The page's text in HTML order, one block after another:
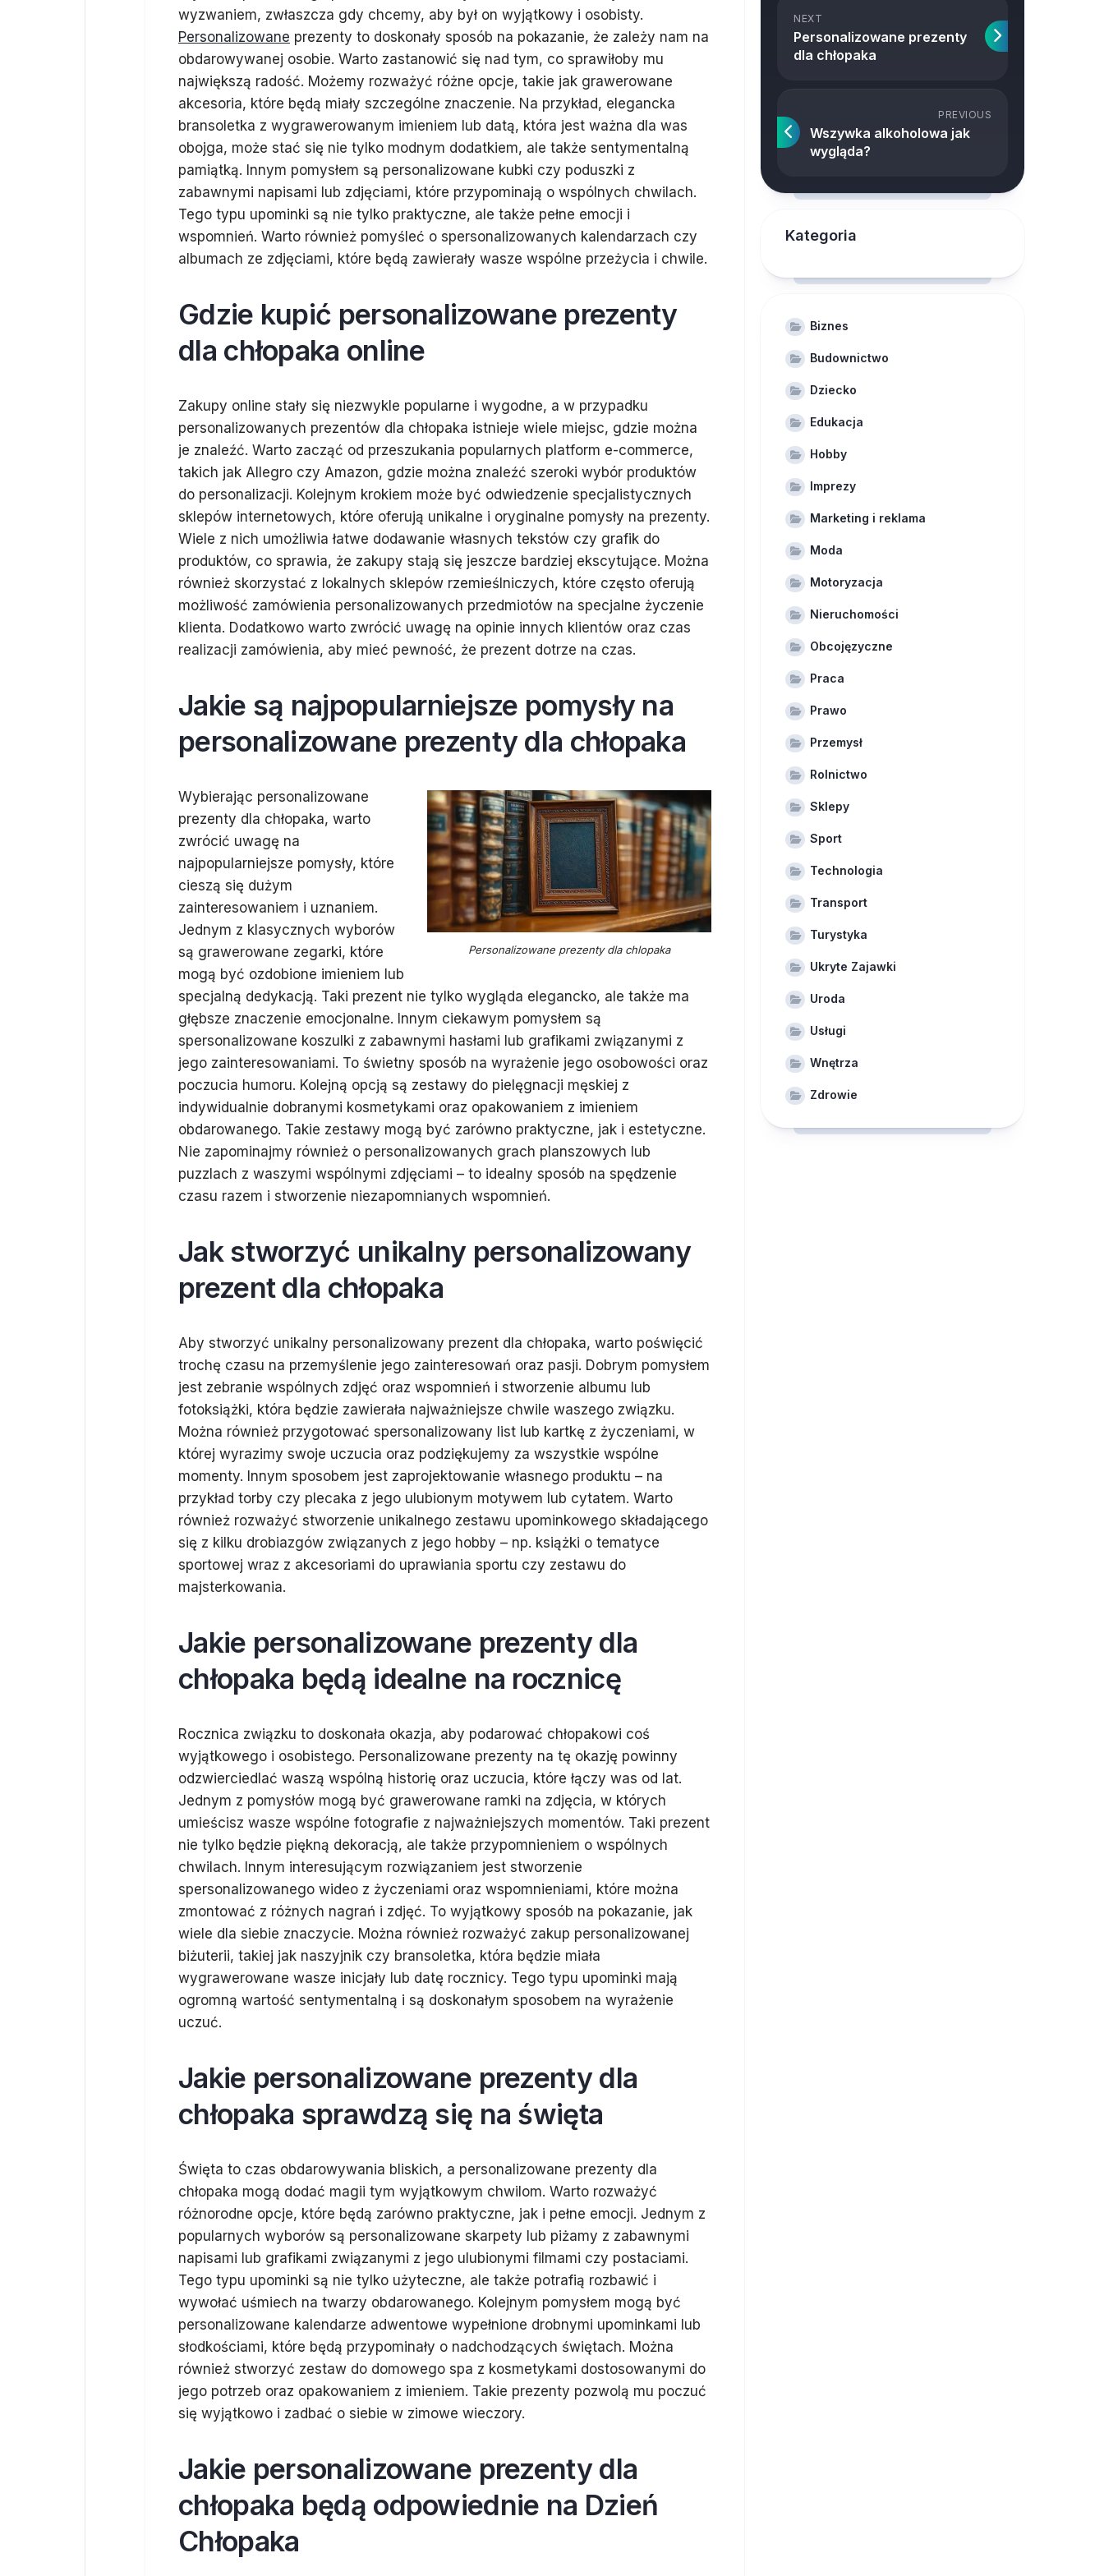
wyzwaniem, zwłaszcza gdy chcemy, aby był on wyjątkowy i osobisty.
Personalizowane prezenty to doskonały sposób na pokazanie, że zależy nam na
obdarowywanej osobie. Warto zastanowić się nad tym, co sprawiłoby mu
największą radość. Możemy rozważyć różne opcje, takie jak grawerowane
akcesoria, które będą miały szczególne znaczenie. Na przykład, elegancka
bransoletka z wygrawerowanym imieniem lub datą, która jest ważna dla was
obojga, może stać się nie tylko modnym dodatkiem, ale także sentymentalną
pamiątką. Innym pomysłem są personalizowane kubki czy poduszki z
zabawnymi napisami lub zdjęciami, które przypominają o wspólnych chwilach.
Tego typu upominki są nie tylko praktyczne, ale także pełne emocji i
wspomnień. Warto również pomyśleć o spersonalizowanych kalendarzach czy
albumach ze zdjęciami, które będą zawierały wasze wspólne przeżycia i chwile.
Gdzie kupić personalizowane prezenty
dla chłopaka online
Zakupy online stały się niezwykle popularne i wygodne, a w przypadku
personalizowanych prezentów dla chłopaka istnieje wiele miejsc, gdzie można
je znaleźć. Warto zacząć od przeszukania popularnych platform e-commerce,
takich jak Allegro czy Amazon, gdzie można znaleźć szeroki wybór produktów
do personalizacji. Kolejnym krokiem może być odwiedzenie specjalistycznych
sklepów internetowych, które oferują unikalne i oryginalne pomysły na prezenty.
Wiele z nich umożliwia łatwe dodawanie własnych tekstów czy grafik do
produktów, co sprawia, że zakupy stają się jeszcze bardziej ekscytujące. Można
również skorzystać z lokalnych sklepów rzemieślniczych, które często oferują
możliwość zamówienia personalizowanych przedmiotów na specjalne życzenie
klienta. Dodatkowo warto zwrócić uwagę na opinie innych klientów oraz czas
realizacji zamówienia, aby mieć pewność, że prezent dotrze na czas.
Jakie są najpopularniejsze pomysły na
personalizowane prezenty dla chłopaka
Personalizowane prezenty dla chlopaka
Wybierając personalizowane
prezenty dla chłopaka, warto
zwrócić uwagę na
najpopularniejsze pomysły, które
cieszą się dużym
zainteresowaniem i uznaniem.
Jednym z klasycznych wyborów
są grawerowane zegarki, które
mogą być ozdobione imieniem lub
specjalną dedykacją. Taki prezent nie tylko wygląda elegancko, ale także ma
głębsze znaczenie emocjonalne. Innym ciekawym pomysłem są
spersonalizowane koszulki z zabawnymi hasłami lub grafikami związanymi z
jego zainteresowaniami. To świetny sposób na wyrażenie jego osobowości oraz
poczucia humoru. Kolejną opcją są zestawy do pielęgnacji męskiej z
indywidualnie dobranymi kosmetykami oraz opakowaniem z imieniem
obdarowanego. Takie zestawy mogą być zarówno praktyczne, jak i estetyczne.
Nie zapominajmy również o personalizowanych grach planszowych lub
puzzlach z waszymi wspólnymi zdjęciami – to idealny sposób na spędzenie
czasu razem i stworzenie niezapomnianych wspomnień.
Jak stworzyć unikalny personalizowany
prezent dla chłopaka
Aby stworzyć unikalny personalizowany prezent dla chłopaka, warto poświęcić
trochę czasu na przemyślenie jego zainteresowań oraz pasji. Dobrym pomysłem
jest zebranie wspólnych zdjęć oraz wspomnień i stworzenie albumu lub
fotoksiążki, która będzie zawierała najważniejsze chwile waszego związku.
Można również przygotować spersonalizowany list lub kartkę z życzeniami, w
której wyrazimy swoje uczucia oraz podziękujemy za wszystkie wspólne
momenty. Innym sposobem jest zaprojektowanie własnego produktu – na
przykład torby czy plecaka z jego ulubionym motywem lub cytatem. Warto
również rozważyć stworzenie unikalnego zestawu upominkowego składającego
się z kilku drobiazgów związanych z jego hobby – np. książki o tematyce
sportowej wraz z akcesoriami do uprawiania sportu czy zestawu do
majsterkowania.
Jakie personalizowane prezenty dla
chłopaka będą idealne na rocznicę
Rocznica związku to doskonała okazja, aby podarować chłopakowi coś
wyjątkowego i osobistego. Personalizowane prezenty na tę okazję powinny
odzwierciedlać waszą wspólną historię oraz uczucia, które łączy was od lat.
Jednym z pomysłów mogą być grawerowane ramki na zdjęcia, w których
umieścisz wasze wspólne fotografie z najważniejszych momentów. Taki prezent
nie tylko będzie piękną dekoracją, ale także przypomnieniem o wspólnych
chwilach. Innym interesującym rozwiązaniem jest stworzenie
spersonalizowanego wideo z życzeniami oraz wspomnieniami, które można
zmontować z różnych nagrań i zdjęć. To wyjątkowy sposób na pokazanie, jak
wiele dla siebie znaczycie. Można również rozważyć zakup personalizowanej
biżuterii, takiej jak naszyjnik czy bransoletka, która będzie miała
wygrawerowane wasze inicjały lub datę rocznicy. Tego typu upominki mają
ogromną wartość sentymentalną i są doskonałym sposobem na wyrażenie
uczuć.
Jakie personalizowane prezenty dla
chłopaka sprawdzą się na święta
Święta to czas obdarowywania bliskich, a personalizowane prezenty dla
chłopaka mogą dodać magii tym wyjątkowym chwilom. Warto rozważyć
różnorodne opcje, które będą zarówno praktyczne, jak i pełne emocji. Jednym z
popularnych wyborów są personalizowane skarpety lub piżamy z zabawnymi
napisami lub grafikami związanymi z jego ulubionymi filmami czy postaciami.
Tego typu upominki są nie tylko użyteczne, ale także potrafią rozbawić i
wywołać uśmiech na twarzy obdarowanego. Kolejnym pomysłem mogą być
personalizowane kalendarze adwentowe wypełnione drobnymi upominkami lub
słodkościami, które będą przypominały o nadchodzących świętach. Można
również stworzyć zestaw do domowego spa z kosmetykami dostosowanymi do
jego potrzeb oraz opakowaniem z imieniem. Takie prezenty pozwolą mu poczuć
się wyjątkowo i zadbać o siebie w zimowe wieczory.
Jakie personalizowane prezenty dla
chłopaka będą odpowiednie na Dzień
Chłopaka
NEXT
Personalizowane prezenty
dla chłopaka
PREVIOUS
Wszywka alkoholowa jak
wygląda?
Kategoria
Biznes
Budownictwo
Dziecko
Edukacja
Hobby
Imprezy
Marketing i reklama
Moda
Motoryzacja
Nieruchomości
Obcojęzyczne
Praca
Prawo
Przemysł
Rolnictwo
Sklepy
Sport
Technologia
Transport
Turystyka
Ukryte Zajawki
Uroda
Usługi
Wnętrza
Zdrowie